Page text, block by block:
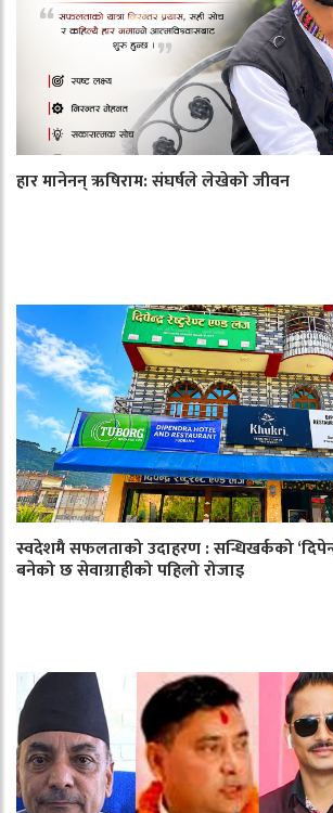
हार मानेनन् ऋषिराम: संघर्षले लेखेको जीवन
स्वदेशमै सफलताको उदाहरण : सन्धिखर्कको
बनेको छ सेवाग्राहीको पहिलो रोजाइ